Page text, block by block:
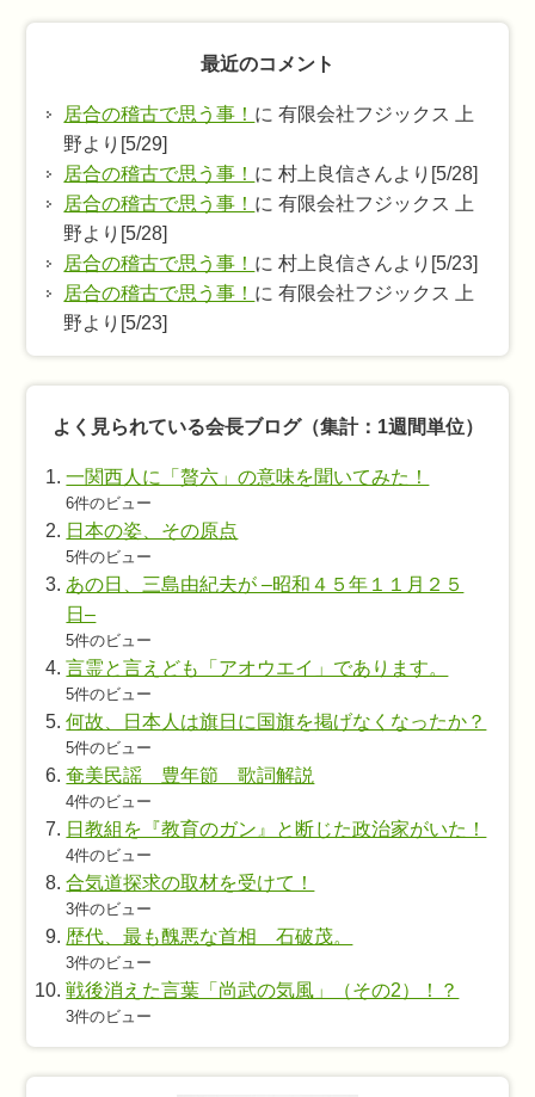
最近のコメント
居合の稽古で思う事！ に 有限会社フジックス 上
野より[5/29]
居合の稽古で思う事！ に 村上良信さんより[5/28]
居合の稽古で思う事！ に 有限会社フジックス 上
野より[5/28]
居合の稽古で思う事！ に 村上良信さんより[5/23]
居合の稽古で思う事！ に 有限会社フジックス 上
野より[5/23]
よく見られている会長ブログ（集計：1週間単位）
一関西人に「贅六」の意味を聞いてみた！
6件のビュー
日本の姿、その原点
5件のビュー
あの日、三島由紀夫が –昭和４５年１１月２５
日–
5件のビュー
言霊と言えども「アオウエイ」であります。
5件のビュー
何故、日本人は旗日に国旗を掲げなくなったか？
5件のビュー
奄美民謡 豊年節 歌詞解説
4件のビュー
日教組を『教育のガン』と断じた政治家がいた！
4件のビュー
合気道探求の取材を受けて！
3件のビュー
歴代、最も醜悪な首相 石破茂。
3件のビュー
戦後消えた言葉「尚武の気風」（その2）！？
3件のビュー